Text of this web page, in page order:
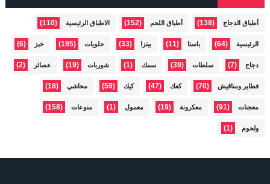
أطباق الدجاج (138) أطباق اللحم (152) الاطباق الرئيسية (110)
الرئيسية (64) باستا (11) بيتزا (33) حلويات (195) خبز (6)
دجاج (7) سلطات (39) سمك (1) شوربات (19) عصائر (2)
فطاير ومناقيش (70) كعك (47) كيك (59) محاشي (18)
معجنات (91) معكرونة (19) معمول (1) منوعات (158)
ولحوم (1)